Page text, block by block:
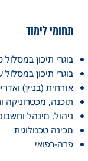
תחומי לימוד
בוגרי תיכון במסלול
בוגרי תיכון במסלול
אזרחית (בניין)
תוכנה, מכטרוניקה
ניהול, מינהל
מכינה טכנולוגית
פרה-רפואי